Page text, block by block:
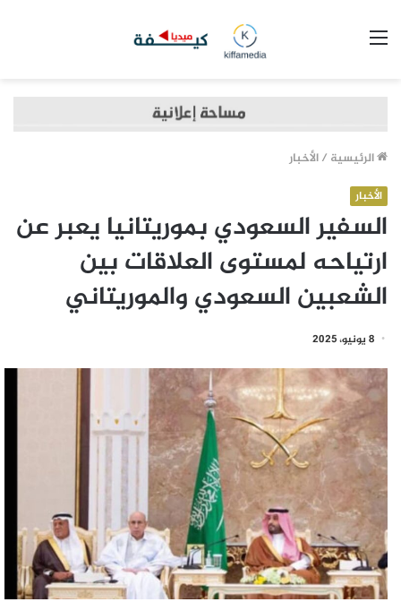
الرئيسية /الأخبار
الأخبار
السفير السعودي بموريتانيا يعبر عن
ارتياحه لمستوى العلاقات بين
الشعبين السعودي والموريتاني
8 يونيو، 2025